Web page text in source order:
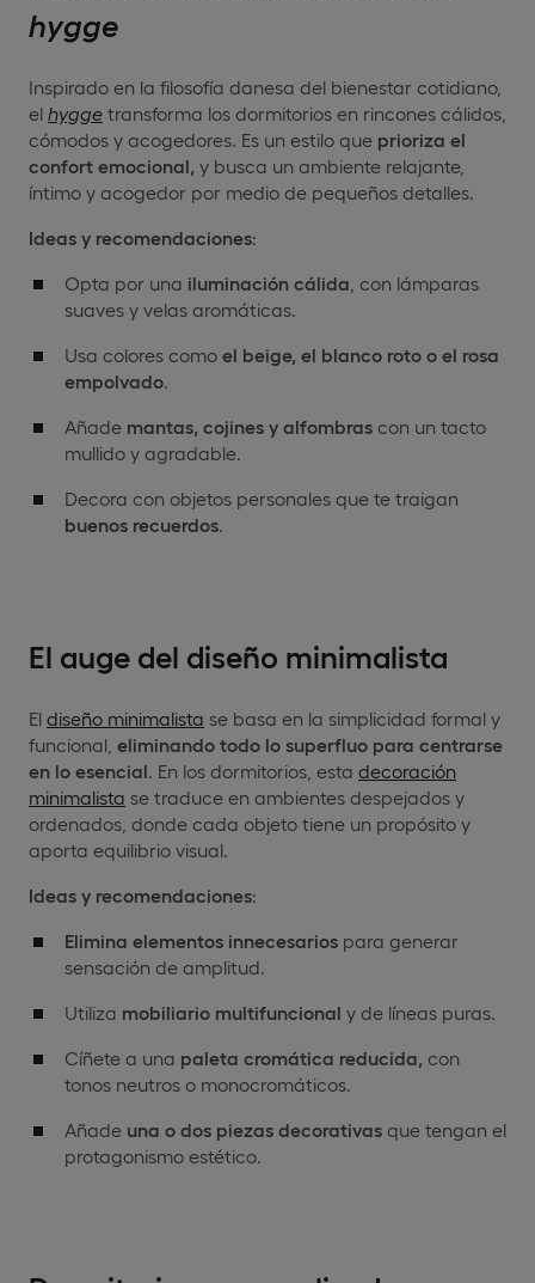
hygge
Inspirado en la filosofía danesa del bienestar cotidiano,
el hygge transforma los dormitorios en rincones cálidos,
cómodos y acogedores. Es un estilo que prioriza el
confort emocional, y busca un ambiente relajante,
íntimo y acogedor por medio de pequeños detalles.
Ideas y recomendaciones:
Opta por una iluminación cálida , con lámparas
suaves y velas aromáticas.
Usa colores como el beige, el blanco roto o el rosa
empolvado
Añade mantas, cojines y alfombras con un tacto
mullido y agradable.
Decora con objetos personales que te traigan
buenos recuerdos
El auge del diseño minimalista
El diseño minimalista se basa en la simplicidad formal y
funcional, eliminando todo lo superfluo para centrarse
en lo esencial . En los dormitorios, esta decoración
minimalista se traduce en ambientes despejados y
ordenados, donde cada objeto tiene un propósito y
aporta equilibrio visual.
Ideas y recomendaciones:
Elimina elementos innecesarios para generar
sensación de amplitud.
Utiliza mobiliario multifuncional y de líneas puras.
Cíñete a una paleta cromática reducida, con
tonos neutros o monocromáticos.
Añade una o dos piezas decorativas que tengan el
protagonismo estético.